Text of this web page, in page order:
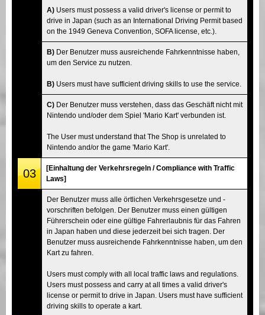
A) Users must possess a valid driver's license or permit to
drive in Japan (such as an International Driving Permit based
on the 1949 Geneva Convention, SOFA license, etc.).
B) Der Benutzer muss ausreichende Fahrkenntnisse haben,
um den Service zu nutzen.
B) Users must have sufficient driving skills to use the service.
C) Der Benutzer muss verstehen, dass das Geschäft nicht mit
Nintendo und/oder dem Spiel 'Mario Kart' verbunden ist.
The User must understand that The Shop is unrelated to
Nintendo and/or the game 'Mario Kart'.
03
[Einhaltung der Verkehrsregeln / Compliance with Traffic
Laws]
Der Benutzer muss alle örtlichen Verkehrsgesetze und -
vorschriften befolgen. Der Benutzer muss einen gültigen
Führerschein oder eine gültige Fahrerlaubnis für das Fahren
in Japan haben und diese jederzeit bei sich tragen. Der
Benutzer muss ausreichende Fahrkenntnisse haben, um den
Kart zu fahren.
Users must comply with all local traffic laws and regulations.
Users must possess and carry at all times a valid driver's
license or permit to drive in Japan. Users must have sufficient
driving skills to operate a kart.